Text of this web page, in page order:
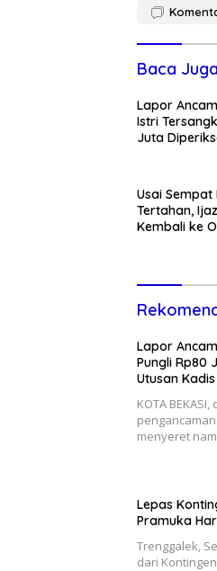
Baca Juga
Lapor
Istri
Juta
Usai
Tertahan,
Kembali ke
Lapor
Pungli Rp80
Utusan
KOTA
menyeret
Lepas
Pramuka
Trenggalek,
dari